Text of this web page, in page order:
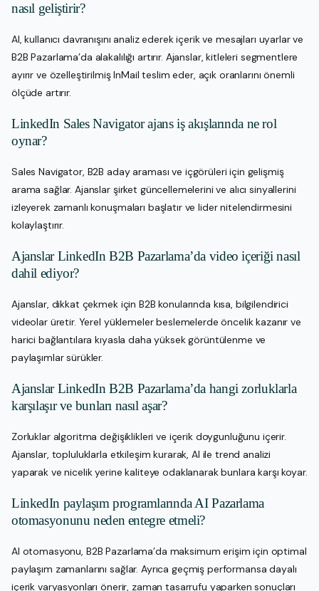
nasıl geliştirir?
AI, kullanıcı davranışını analiz ederek içerik ve mesajları uyarlar ve
B2B Pazarlama’da alakalılığı artırır. Ajanslar, kitleleri segmentlere
ayırır ve özelleştirilmiş InMail teslim eder, açık oranlarını önemli
ölçüde artırır.
LinkedIn Sales Navigator ajans iş akışlarında ne rol
oynar?
Sales Navigator, B2B aday araması ve içgörüleri için gelişmiş
arama sağlar. Ajanslar şirket güncellemelerini ve alıcı sinyallerini
izleyerek zamanlı konuşmaları başlatır ve lider nitelendirmesini
kolaylaştırır.
Ajanslar LinkedIn B2B Pazarlama’da video içeriği nasıl
dahil ediyor?
Ajanslar, dikkat çekmek için B2B konularında kısa, bilgilendirici
videolar üretir. Yerel yüklemeler beslemelerde öncelik kazanır ve
harici bağlantılara kıyasla daha yüksek görüntülenme ve
paylaşımlar sürükler.
Ajanslar LinkedIn B2B Pazarlama’da hangi zorluklarla
karşılaşır ve bunları nasıl aşar?
Zorluklar algoritma değişiklikleri ve içerik doygunluğunu içerir.
Ajanslar, topluluklarla etkileşim kurarak, AI ile trend analizi
yaparak ve nicelik yerine kaliteye odaklanarak bunlara karşı koyar.
LinkedIn paylaşım programlarında AI Pazarlama
otomasyonunu neden entegre etmeli?
AI otomasyonu, B2B Pazarlama’da maksimum erişim için optimal
paylaşım zamanlarını sağlar. Ayrıca geçmiş performansa dayalı
içerik varyasyonları önerir, zaman tasarrufu yaparken sonuçları